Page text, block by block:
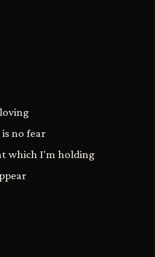
no fear
which I'm holding